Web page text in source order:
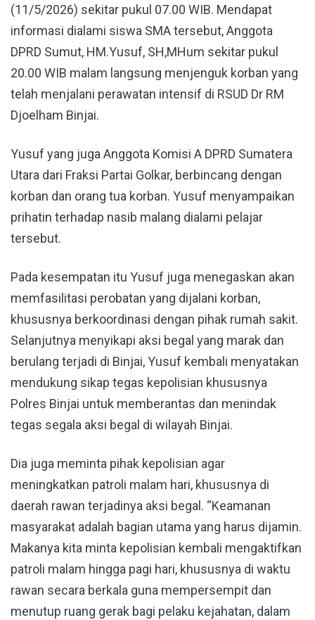
(11/5/2026) sekitar pukul 07.00 WIB. Mendapat
informasi dialami siswa SMA tersebut, Anggota
DPRD Sumut, HM.Yusuf, SH,MHum sekitar pukul
20.00 WIB malam langsung menjenguk korban yang
telah menjalani perawatan intensif di RSUD Dr RM
Djoelham Binjai.
Yusuf yang juga Anggota Komisi A DPRD Sumatera
Utara dari Fraksi Partai Golkar, berbincang dengan
korban dan orang tua korban. Yusuf menyampaikan
prihatin terhadap nasib malang dialami pelajar
tersebut.
Pada kesempatan itu Yusuf juga menegaskan akan
memfasilitasi perobatan yang dijalani korban,
khususnya berkoordinasi dengan pihak rumah sakit.
Selanjutnya menyikapi aksi begal yang marak dan
berulang terjadi di Binjai, Yusuf kembali menyatakan
mendukung sikap tegas kepolisian khususnya
Polres Binjai untuk memberantas dan menindak
tegas segala aksi begal di wilayah Binjai.
Dia juga meminta pihak kepolisian agar
meningkatkan patroli malam hari, khususnya di
daerah rawan terjadinya aksi begal. “Keamanan
masyarakat adalah bagian utama yang harus dijamin.
Makanya kita minta kepolisian kembali mengaktifkan
patroli malam hingga pagi hari, khususnya di waktu
rawan secara berkala guna mempersempit dan
menutup ruang gerak bagi pelaku kejahatan, dalam